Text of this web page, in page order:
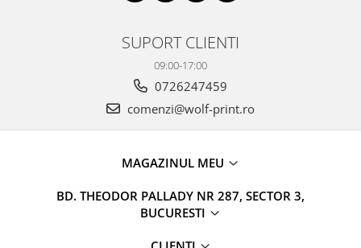
SUPORT CLIENTI
09:00-17:00
0726247459
comenzi@wolf-print.ro
MAGAZINUL MEU
BD. THEODOR PALLADY NR 287, SECTOR 3,
BUCURESTI